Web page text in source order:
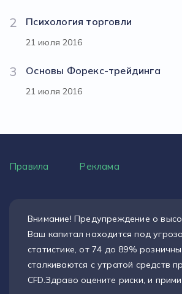
2 Психология торговли
21 июля 2016
3 Основы Форекс-трейдинга
21 июля 2016
Правила Реклама
Внимание! Предупреждение о
Ваш капитал находится под
статистике, от 74 до 89%
сталкиваются с утратой средств
CFD.Здраво оцените риски, и